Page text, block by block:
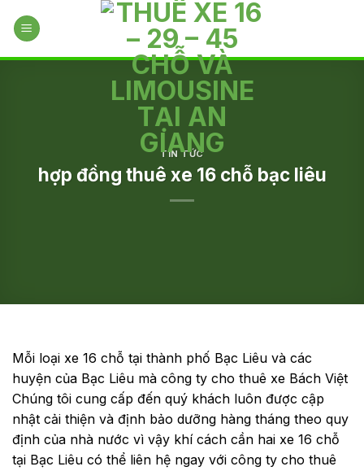
TIN TỨC
hợp đồng thuê xe 16 chỗ bạc liêu
Mỗi loại xe 16 chỗ tại thành phố Bạc Liêu và các
huyện của Bạc Liêu mà công ty cho thuê xe Bách Việt
Chúng tôi cung cấp đến quý khách luôn được cập
nhật cải thiện và định bảo dưỡng hàng tháng theo quy
định của nhà nước vì vậy khí cách cần hai xe 16 chỗ
tại Bạc Liêu có thể liên hệ ngay với công ty cho thuê